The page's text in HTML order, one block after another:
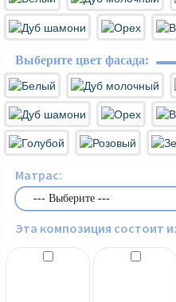
Выберите цвет фасада:
Матрас:
Эта композиция состоит